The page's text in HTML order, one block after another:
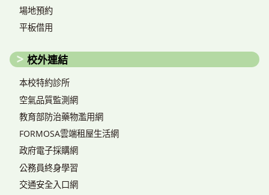
場地預約
平板借用
校外連結
本校特約診所
空氣品質監測網
教育部防治藥物濫用網
FORMOSA雲端租屋生活網
政府電子採購網
公務員終身學習
交通安全入口網